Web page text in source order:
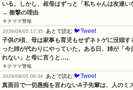
いる。しかし、叔母はずっと「私ちゃんは友達
→ 衝撃の理由
キチママ警報
2026/08/05 17:35 あとで読む 🐦Tweet
子供の頃、母は家事も育児もせずネトゲに没頭
った姉が代わりにやっていた。ある日、姉が「
れない」と母に言うと…。
キチママ警報
2026/08/05 06:36 あとで読む 🐦Tweet
真面目で一切愚痴を言わないA子先輩は、人のミ